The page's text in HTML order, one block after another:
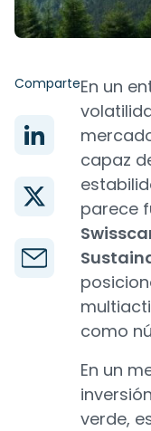
ComparteEn un
capaz
parece
como
En un
verde,